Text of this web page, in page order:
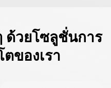
ด้วยโซลูชั่นการ
ของเรา